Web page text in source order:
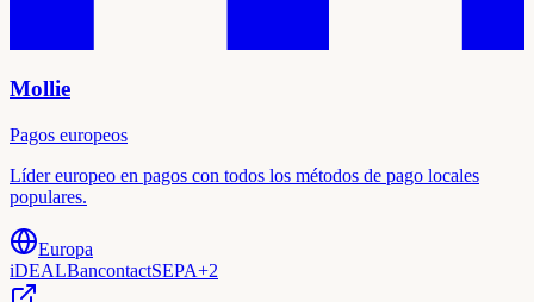
Mollie
Pagos europeos
Líder europeo en pagos con todos los métodos de pago locales
populares.
Europa
iDEALBancontactSEPA+2